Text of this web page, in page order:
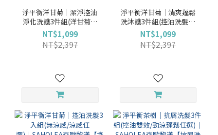
淨平衡洋甘菊│潔淨控油
淨化洗護3件組(洋甘菊控
油舒緩洗前淨化液＋洋甘
菊控油洗髮精(無涼感/涼感
任選)＋洋甘菊輕感護髮素)
液】
NT$1,099
NT$2,397
淨平衡洋甘菊│清爽蓬鬆
洗沐護3件組(控油洗髮精
(無涼感/涼感任選)＋輕感
護髮素＋清爽沐浴露(無涼
感/涼感任選)) ｜SAHOLEA
控油蓬鬆】
NT$1,099
NT$2,397